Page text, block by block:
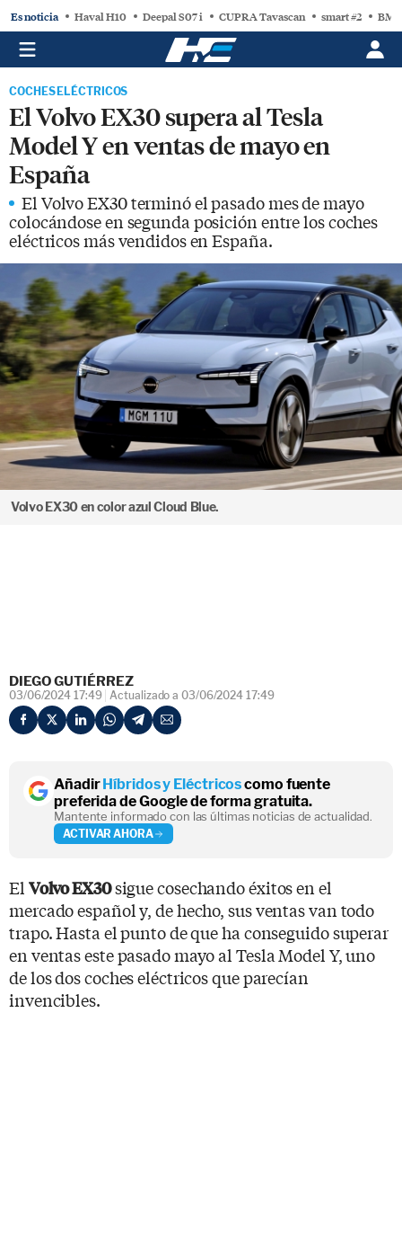
Es noticia Haval H10 Deepal S07 i CUPRA Tavascan smart #2
COCHES ELÉCTRICOS
El Volvo EX30 supera al Tesla
Model Y en ventas de mayo en
España
El Volvo EX30 terminó el pasado mes de mayo
colocándose en segunda posición entre los coches
eléctricos más vendidos en España.
Volvo EX30 en color azul Cloud Blue.
DIEGO GUTIÉRREZ
03/06/2024 17:49 Actualizado a 03/06/2024 17:49
AñadirHíbridos y Eléctricoscomo fuente
preferida de Google de forma gratuita.
Mantente informado con las últimas noticias de actualidad.
ACTIVAR AHORA
El Volvo EX30sigue cosechando éxitos en el
mercado español y, de hecho, sus ventas van todo
trapo. Hasta el punto de que ha conseguido superar
en ventas este pasado mayo al Tesla Model Y, uno
de los dos coches eléctricos que parecían
invencibles.